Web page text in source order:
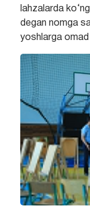
lahzalarda
degan nomga
yoshlarga omad